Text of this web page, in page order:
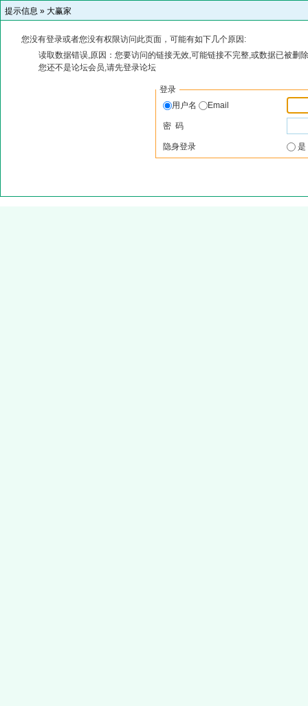
提示信息 » 大赢家
您没有登录或者您没有权限访问此页面，可能有如下几个原因:
读取数据错误,原因：您要访问的链接无效,可能链接不完整,或数据已被删
您还不是论坛会员,请先登录论坛
登录
用户名
Email
密 码
隐身登录